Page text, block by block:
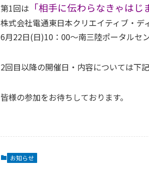
第1回は 「相手に伝わらなきゃはじ
株式会社電通東日本クリエイティブ・デ
6月22日(日)10：00～南三陸ポータルセ
2回目以降の開催日・内容については下
皆様の参加をお待ちしております。
お知らせ